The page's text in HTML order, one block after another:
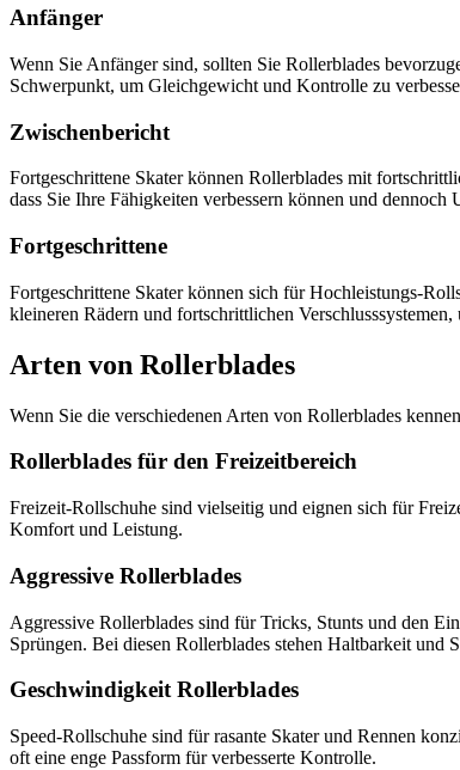
Anfänger
Wenn Sie Anfänger sind, sollten Sie Rollerblades
Schwerpunkt, um Gleichgewicht und Kontrolle zu
Zwischenbericht
Fortgeschrittene Skater können Rollerblades mit
dass Sie Ihre Fähigkeiten verbessern können und dennoch
Fortgeschrittene
Fortgeschrittene Skater können sich für Hochleistungs-
kleineren Rädern und fortschrittlichen
Arten von Rollerblades
Wenn Sie die verschiedenen Arten von Rollerblades
Rollerblades für den Freizeitbereich
Freizeit-Rollschuhe sind vielseitig und eignen sich für
Komfort und Leistung.
Aggressive Rollerblades
Aggressive Rollerblades sind für Tricks, Stunts und den
Sprüngen. Bei diesen Rollerblades stehen Haltbarkeit und
Geschwindigkeit Rollerblades
Speed-Rollschuhe sind für rasante Skater und Rennen
oft eine enge Passform für verbesserte Kontrolle.